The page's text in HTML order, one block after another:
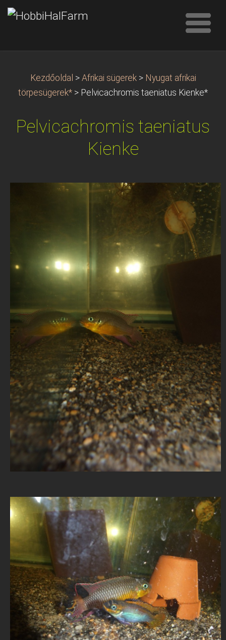
Kezdőoldal > Afrikai sügerek > Nyugat afrikai
törpesügerek* > Pelvicachromis taeniatus Kienke*
Pelvicachromis taeniatus
Kienke